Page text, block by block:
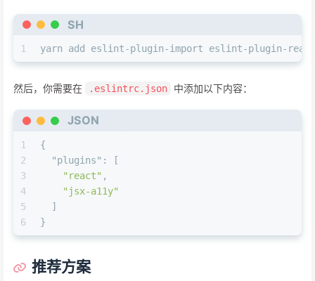
SH
1 yarn add eslint-plugin-import eslint-plugin-
然后，你需要在 .eslintrc.json 中添加以下内容：
JSON
1
2
3
4
5
6
{
"plugins" :
[
"react" ,
"jsx-a11y"
]
}
推荐方案